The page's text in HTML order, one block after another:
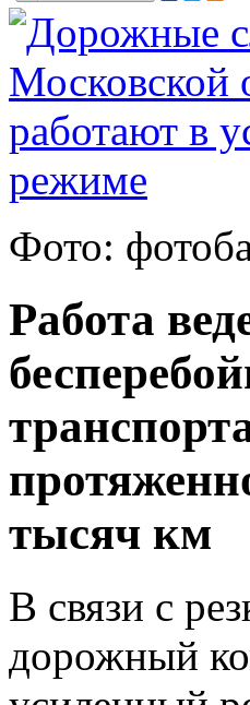
Фото:
Работа
тысяч км
В связи с
дорожный